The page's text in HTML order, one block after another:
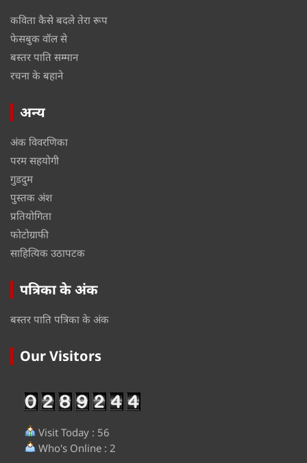
कविता कैसे बदले तेरा रूप
फेसबुक वॉल से
बस्तर पाति सम्मान
रचना के बहाने
अन्य
अंक विवरणिका
परम सहयोगी
गुडदुम
पुस्तक अंश
प्रतियोगिता
फोटोग्राफी
साहित्यिक उठापटक
पत्रिका के अंक
बस्तर पाति पत्रिका के अंक
Our Visitors
Visit Today : 56
Who's Online : 2